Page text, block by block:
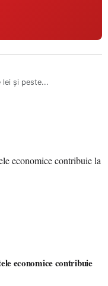
lei și peste...
economice contribuie